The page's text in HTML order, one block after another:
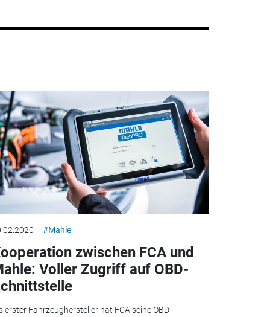
#Mahle
zwischen FCA und
Voller Zugriff auf OBD-
erster Fahrzeughersteller hat FCA seine OBD-